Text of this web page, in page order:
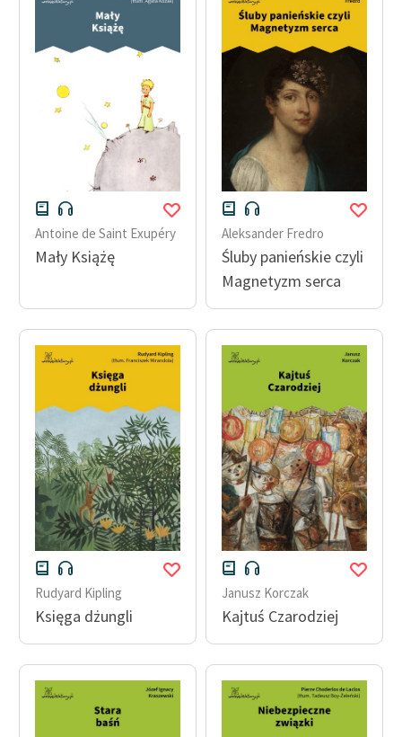
Materiały promocyjne
Polityka prywatności
Regulamin biblioteki
Dane fundacji i
sprawozdania finansowe
Regulamin darowizn
Informacja o treściach
Antoine de Saint Exupéry
Mały Książę
Aleksander Fredro
Śluby panieńskie czyli
Magnetyzm serca
Rudyard Kipling
Księga dżungli
Janusz Korczak
Kajtuś Czarodziej